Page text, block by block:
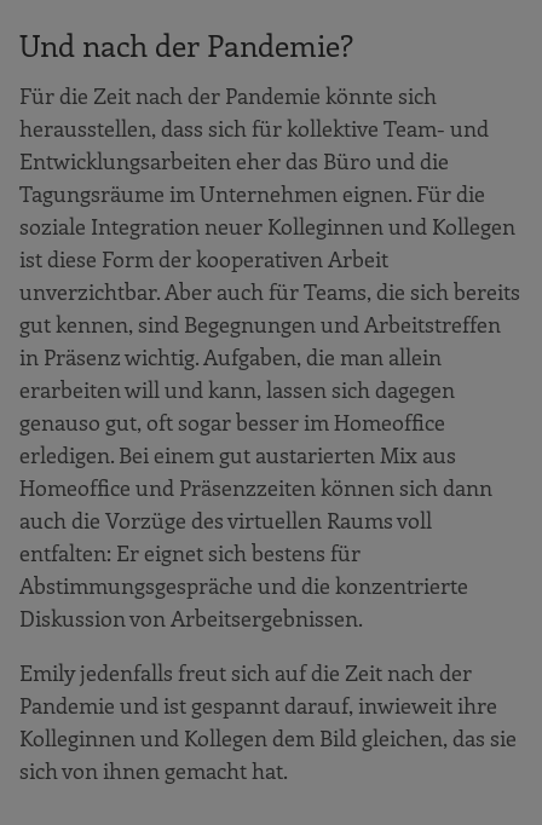
Und nach der Pandemie?
Für die Zeit nach der Pandemie könnte sich
herausstellen, dass sich für kollektive Team- und
Entwicklungsarbeiten eher das Büro und die
Tagungsräume im Unternehmen eignen. Für die
soziale Integration neuer Kolleginnen und Kollegen
ist diese Form der kooperativen Arbeit
unverzichtbar. Aber auch für Teams, die sich bereits
gut kennen, sind Begegnungen und Arbeitstreffen
in Präsenz wichtig. Aufgaben, die man allein
erarbeiten will und kann, lassen sich dagegen
genauso gut, oft sogar besser im Homeoffice
erledigen. Bei einem gut austarierten Mix aus
Homeoffice und Präsenzzeiten können sich dann
auch die Vorzüge des virtuellen Raums voll
entfalten: Er eignet sich bestens für
Abstimmungsgespräche und die konzentrierte
Diskussion von Arbeitsergebnissen.
Emily jedenfalls freut sich auf die Zeit nach der
Pandemie und ist gespannt darauf, inwieweit ihre
Kolleginnen und Kollegen dem Bild gleichen, das sie
sich von ihnen gemacht hat.